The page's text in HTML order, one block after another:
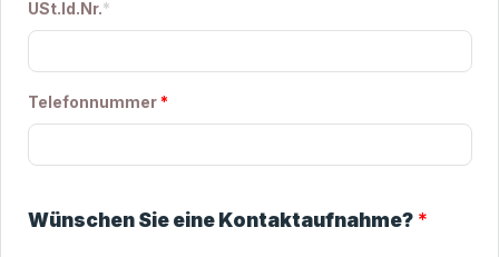
USt.Id.Nr.*
Telefonnummer*
Wünschen Sie eine Kontaktaufnahme? *